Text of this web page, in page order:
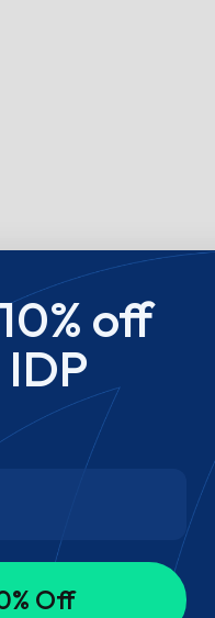
off
Off